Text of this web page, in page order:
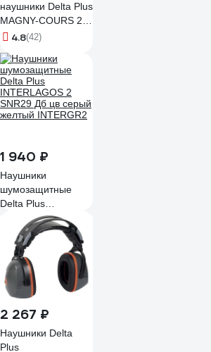
наушники Delta Plus
MAGNY-COURS 2
MAGN2NO
4.8(42)
1 940 ₽
Наушники
шумозащитные
Delta Plus
INTERLAGOS 2
SNR29 Дб цв серый
желтый INTERGR2
2 267 ₽
Наушники Delta
Plus